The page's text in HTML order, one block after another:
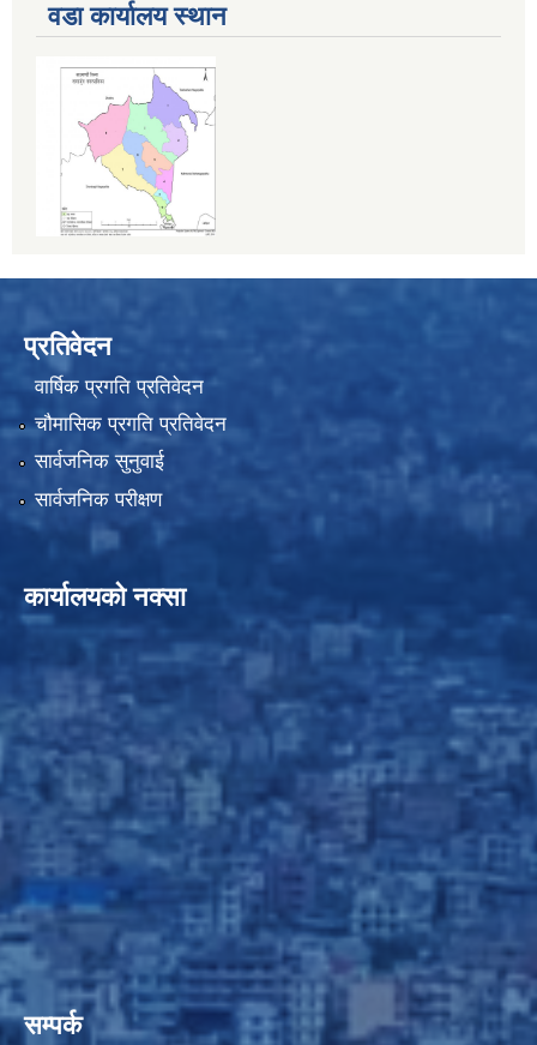
वडा कार्यालय स्थान
प्रतिवेदन
वार्षिक प्रगति प्रतिवेदन
चौमासिक प्रगति प्रतिवेदन
सार्वजनिक सुनुवाई
सार्वजनिक परीक्षण
कार्यालयको नक्सा
सम्पर्क